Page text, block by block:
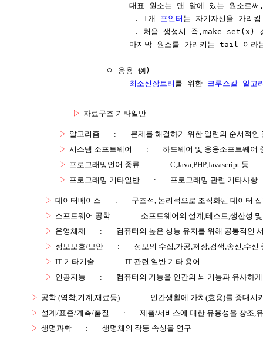
- 대표 원소는 맨 앞에 있는 원소로
        . 1개
포인터 는 자기자신을 가리킴
. 처음 생성시 즉,make-set(x)
- 마지막 원소를 가리키는 tail 이
  ㅇ 응용 例)
     -
최소신장트리 를 위한 크루스칼 알고
▷ 자료구조 기타일반
▷ 알고리즘 :
문제를 해결하기 위한 일련의 순서적인
▷ 시스템 소프트웨어 :
하드웨어 및 응용소프트웨어
▷ 프로그래밍언어 종류 :
C,Java,PHP,Javascript 등
▷ 프로그래밍 기타일반 : 프로그래밍 관련 기타사항
▷ 데이터베이스 :
구조적, 논리적으로 조직화된 데이터
▷ 소프트웨어 공학 :
소프트웨어의 설계,테스트,생산성
▷ 운영체제 :
컴퓨터의 높은 성능 유지를 위해 공통적인
▷ 정보보호/보안 :
정보의 수집,가공,저장,검색,송신,수
▷ IT 기타기술 :
IT 관련 일반 기타 용어
▷ 인공지능 : 컴퓨터의 기능을 인간의 뇌 기능과 유사하
▷ 공학 (역학,기계,재료등) :
인간생활에 가치(효용)를 증대시
▷ 설계/표준/계측/품질 :
제품/서비스에 대한 유용성을 창조,
▷ 생명과학 :
생명체의 작동 속성을 연구